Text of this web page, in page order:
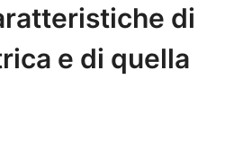
di
e di quella